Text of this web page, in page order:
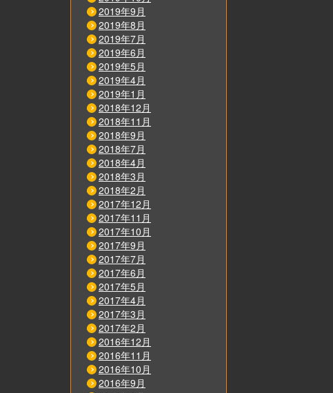
2019年9月
2019年8月
2019年7月
2019年6月
2019年5月
2019年4月
2019年1月
2018年12月
2018年11月
2018年9月
2018年7月
2018年4月
2018年3月
2018年2月
2017年12月
2017年11月
2017年10月
2017年9月
2017年7月
2017年6月
2017年5月
2017年4月
2017年3月
2017年2月
2016年12月
2016年11月
2016年10月
2016年9月